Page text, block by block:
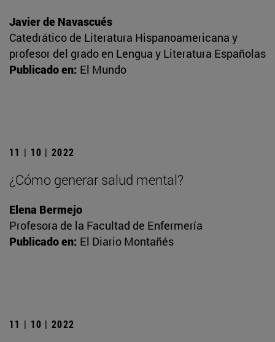
Javier de Navascués
Catedrático de Literatura Hispanoamericana y
profesor del grado en Lengua y Literatura Españolas
Publicado en: El Mundo
11 | 10 | 2022
¿Cómo generar salud mental?
Elena Bermejo
Profesora de la Facultad de Enfermería
Publicado en: El Diario Montañés
11 | 10 | 2022